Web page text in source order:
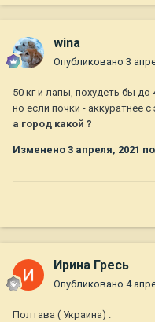
wina
Опубликовано 3
50 кг и лапы, похудеть бы до
но если почки - аккуратнее с
а город какой ?
Изменено 3 апреля, 2021
Ирина Гресь
Опубликовано 4
Полтава ( Украина) .